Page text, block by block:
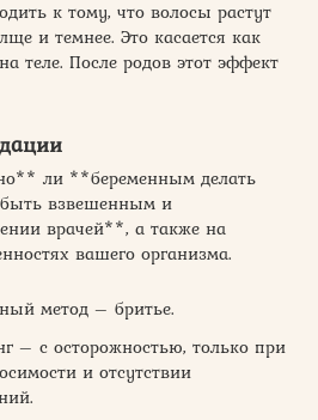
к тому, что волосы растут
и темнее. Это касается как
теле. После родов этот эффект
ли **беременным делать
взвешенным и
врачей**, а также на
вашего организма.
метод – бритье.
– с осторожностью, только при
и отсутствии